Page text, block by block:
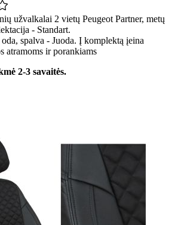
užvalkalai 2 vietų Peugeot Partner, metų
- Standart.
spalva - Juoda. Į komplektą įeina
atramoms ir porankiams
2-3 savaitės.